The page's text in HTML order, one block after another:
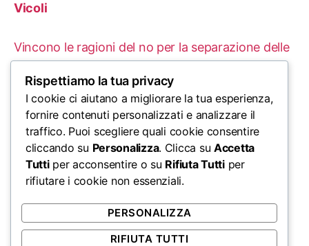
Vicoli
Vincono le ragioni del no per la separazione delle
carriere
Le Proteste in Iran: Un’Analisi delle Cause e delle
Conseguenze Tragiche
L’ordine mondiale di Trump: un enorme urlo di
disinformazione di Stato
Come farti assumere in un mondo veloce
Naval Ravikant: chi è per te questo signore?
Rispettiamo la tua privacy
I cookie ci aiutano a migliorare la tua esperienza,
fornire contenuti personalizzati e analizzare il
traffico. Puoi scegliere quali cookie consentire
cliccando su Personalizza. Clicca suAccetta
Tuttiper acconsentire o su Rifiuta Tuttiper
rifiutare i cookie non essenziali.
PERSONALIZZA
RIFIUTA TUTTI